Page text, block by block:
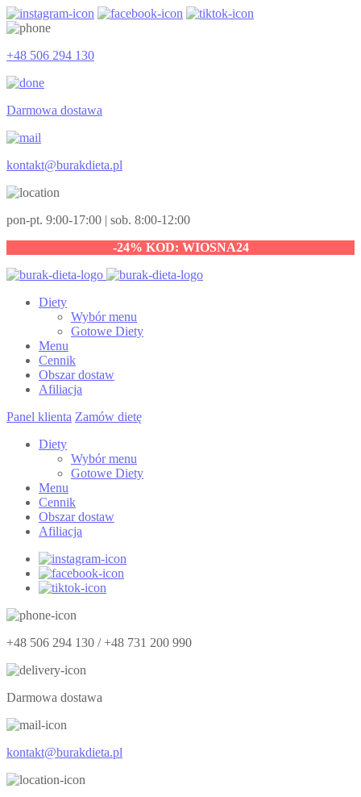
+48 506 294 130
Darmowa dostawa
kontakt@burakdieta.pl
pon-pt. 9:00-17:00 | sob. 8:00-12:00
-24% KOD: WIOSNA24
Diety
Wybór menu
Gotowe Diety
Menu
Cennik
Obszar dostaw
Afiliacja
Panel klienta Zamów dietę
Diety
Wybór menu
Gotowe Diety
Menu
Cennik
Obszar dostaw
Afiliacja
+48 506 294 130 / +48 731 200 990
Darmowa dostawa
kontakt@burakdieta.pl